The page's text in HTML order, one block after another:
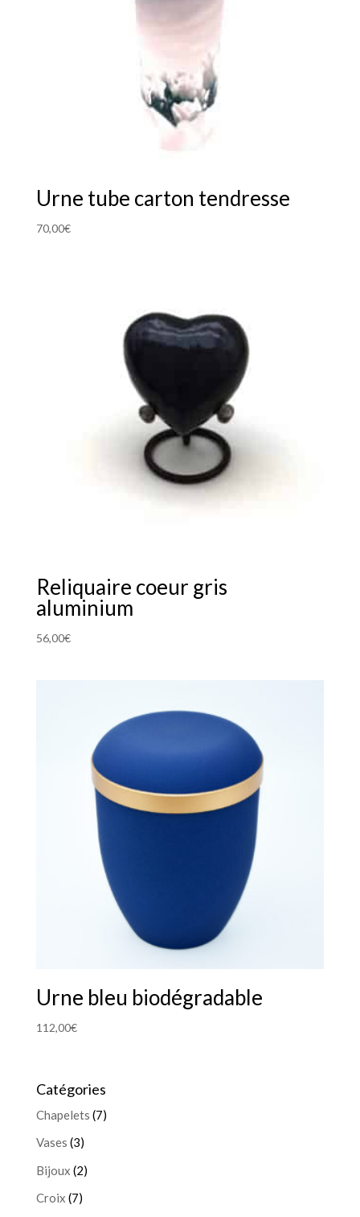
Urne tube carton tendresse
70,00€
Reliquaire coeur gris
aluminium
56,00€
Urne bleu biodégradable
112,00€
Catégories
Chapelets (7)
Vases (3)
Bijoux (2)
Croix (7)